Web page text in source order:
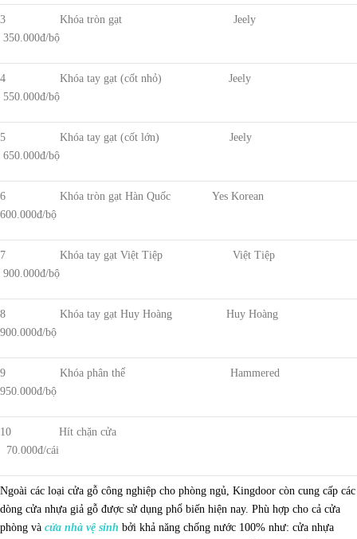
3 Khóa tròn gạt Jeely
350.000đ/bộ
4 Khóa tay gạt (cốt nhỏ) Jeely
550.000đ/bộ
5 Khóa tay gạt (cốt lớn) Jeely
650.000đ/bộ
6 Khóa tròn gạt Hàn Quốc Yes Korean
600.000đ/bộ
7 Khóa tay gạt Việt Tiệp Việt Tiệp
900.000đ/bộ
8 Khóa tay gạt Huy Hoàng Huy Hoàng
900.000đ/bộ
9 Khóa phân thể Hammered
950.000đ/bộ
10 Hít chặn cửa
70.000đ/cái
Ngoài các loại cửa gỗ công nghiệp cho phòng ngủ, Kingdoor còn cung cấp các
dòng cửa nhựa giả gỗ được sử dụng phổ biến hiện nay. Phù hợp cho cả cửa
phòng và cửa nhà vệ sinh bởi khả năng chống nước 100% như: cửa nhựa